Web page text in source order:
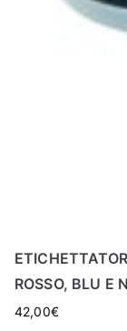
ROSSO, BLU E
42,00€